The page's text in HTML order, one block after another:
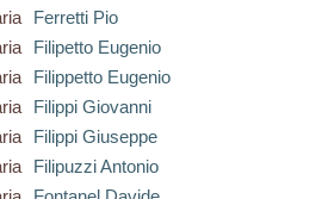
Ferretti Pio
Filipetto Eugenio
Filippetto Eugenio
Filippi Giovanni
Filippi Giuseppe
Filipuzzi Antonio